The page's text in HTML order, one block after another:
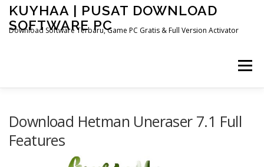
Skip
content
KUYHAA | PUSAT DOWNLOAD
SOFTWARE PC
Download Software Terbaru, Game PC Gratis & Full Version Activator
Menu
OTHER PAGES
Download Hetman Uneraser 7.1 Full
Features